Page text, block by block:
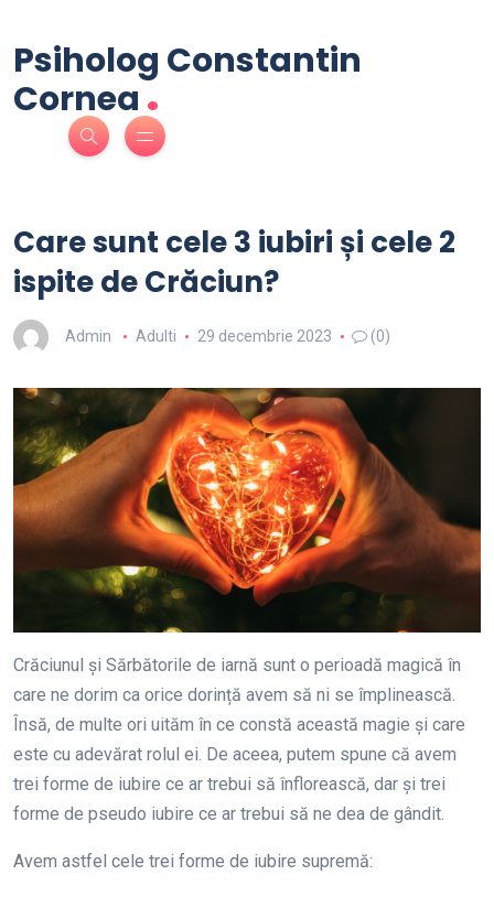
Psiholog Constantin
Cornea.
Care sunt cele 3 iubiri și cele 2
ispite de Crăciun?
Admin Adulti 29 decembrie 2023 (0)
Crăciunul și Sărbătorile de iarnă sunt o perioadă magică în
care ne dorim ca orice dorință avem să ni se împlinească.
Însă, de multe ori uităm în ce constă această magie și care
este cu adevărat rolul ei. De aceea, putem spune că avem
trei forme de iubire ce ar trebui să înflorească, dar și trei
forme de pseudo iubire ce ar trebui să ne dea de gândit.
Avem astfel cele trei forme de iubire supremă: